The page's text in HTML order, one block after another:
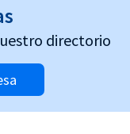
directorio